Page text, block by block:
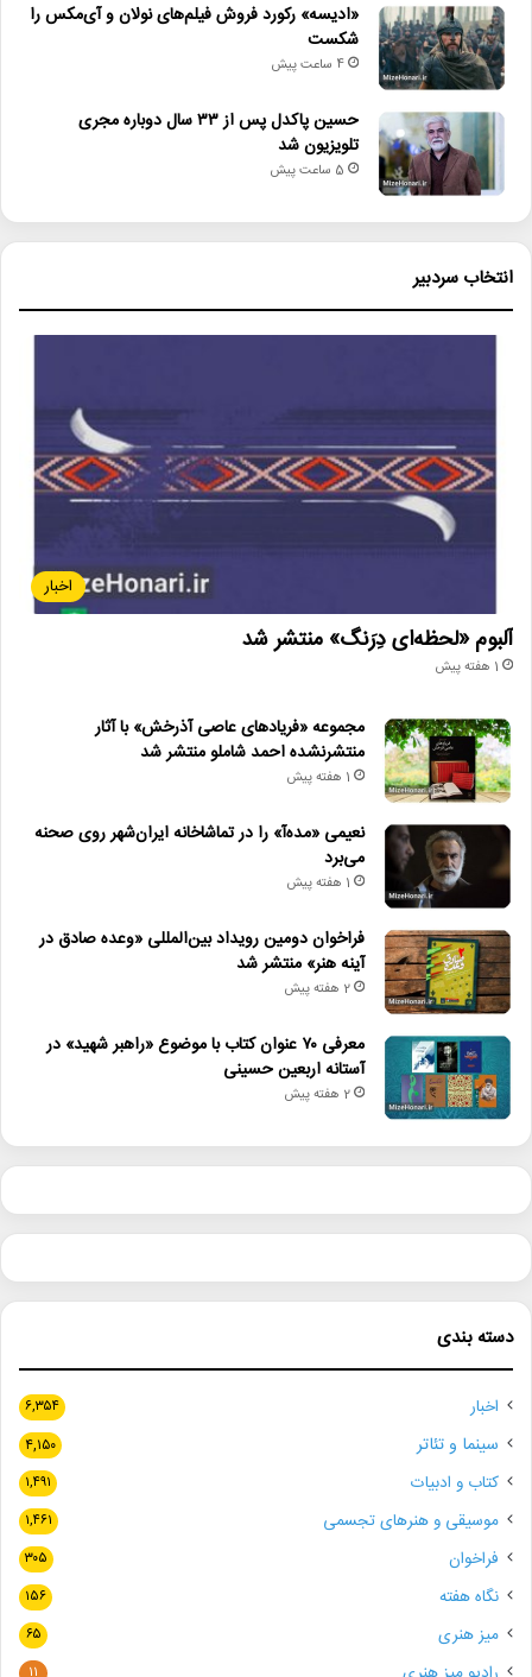
«ادیسه» رکورد فروش فیلم‌های نولان و آی‌مکس را
شکست
4 ساعت پیش
حسین پاکدل پس از ۳۳ سال دوباره مجری
تلویزیون شد
5 ساعت پیش
انتخاب سردبیر
اخبار
آلبوم «لحظه‌ای دِرَنگ» منتشر شد
1 هفته پیش
مجموعه «فریادهای عاصی آذرخش» با آثار
منتشرنشده احمد شاملو منتشر شد
1 هفته پیش
نعیمی «مده‌آ» را در تماشاخانه ایران‌شهر روی صحنه
می‌برد
1 هفته پیش
فراخوان دومین رویداد بین‌المللی «وعده صادق در
آینه هنر» منتشر شد
2 هفته پیش
معرفی ۷۰ عنوان کتاب با موضوع «راهبر شهید» در
آستانه اربعین حسینی
2 هفته پیش
دسته بندی
اخبار ۶,۳۵۴
سینما و تئاتر ۴,۱۵۰
کتاب و ادبیات ۱,۴۹۱
موسیقی و هنرهای تجسمی ۱,۴۶۱
فراخوان ۳۰۵
نگاه هفته ۱۵۶
میز هنری ۶۵